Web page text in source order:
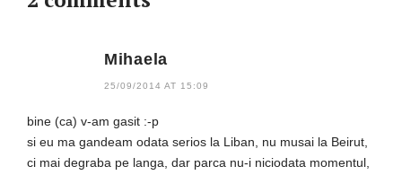
Mihaela
25/09/2014 AT 15:09
bine (ca) v-am gasit :-p
si eu ma gandeam odata serios la Liban, nu musai la Beirut,
ci mai degraba pe langa, dar parca nu-i niciodata momentul,